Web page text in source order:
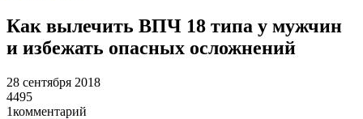
Как вылечить ВПЧ 18 типа у мужчин
и избежать опасных осложнений
28 сентября 2018
4495
1комментарий